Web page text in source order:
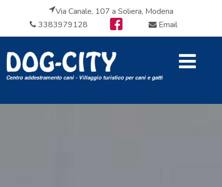
Via Canale, 107 a Soliera, Modena
3383979128
Email